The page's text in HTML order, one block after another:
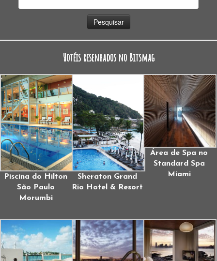
Hotéis resenhados no Bitsmag
Piscina do Hilton
São Paulo
Morumbi
Sheraton Grand
Rio Hotel & Resort
Área de Spa no
Standard Spa
Miami